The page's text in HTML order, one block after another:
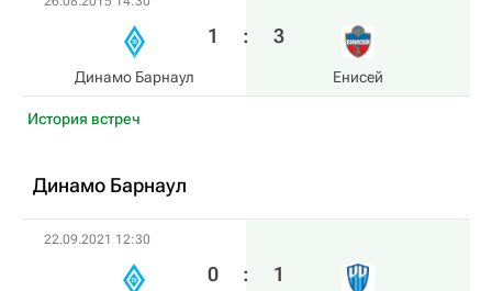
Динамо Барнаул
1 : 3
Енисей
История встреч
Динамо Барнаул
22.09.2021 12:30
0 : 1